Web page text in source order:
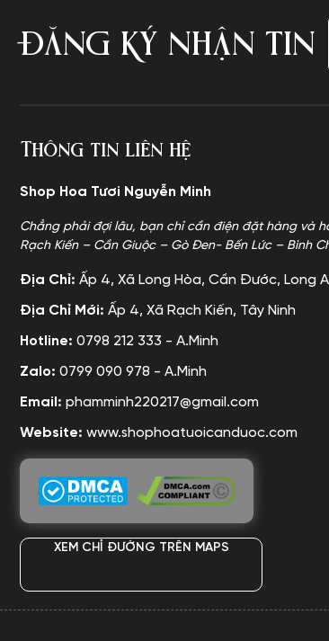
ĐĂNG KÝ NHẬN TIN
Thông tin liên hệ
Shop Hoa Tươi Nguyễn Minh
Chẳng phải đợi lâu, bạn chỉ cần điện đặt hàng và
Rạch Kiến – Cần Giuộc – Gò Đen- Bến Lức – Bình
Địa Chỉ: Ấp 4, Xã Long Hòa, Cần Đước, Long
Địa Chỉ Mới: Ấp 4, Xã Rạch Kiến, Tây Ninh
Hotline: 0798 212 333 - A.Minh
Zalo: 0799 090 978 - A.Minh
Email: phamminh220217@gmail.com
Website: www.shophoatuoicanduoc.com
XEM CHỈ ĐƯỜNG TRÊN MAPS